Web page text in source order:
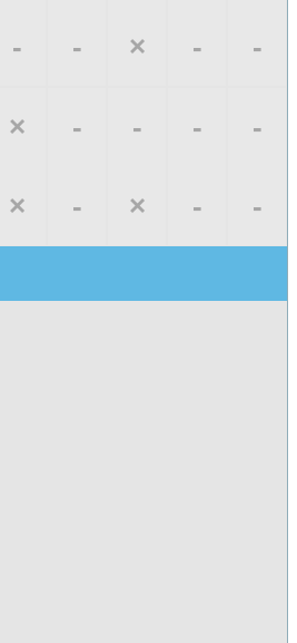
‐ ‐ × ‐ ‐
×
×
‐
‐
‐
×
‐
‐
‐
‐